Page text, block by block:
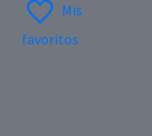
Mis
favoritos